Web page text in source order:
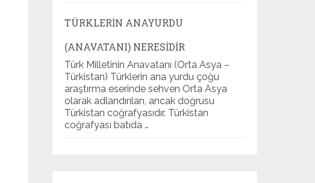
TÜRKLERIN ANAYURDU
(ANAVATANI) NERESIDIR
Türk Milletinin Anavatanı (Orta Asya –
Türkistan) Türklerin ana yurdu çoğu
araştırma eserinde sehven Orta Asya
olarak adlandırılan, ancak doğrusu
Türkistan coğrafyasıdır. Türkistan
coğrafyası batıda …